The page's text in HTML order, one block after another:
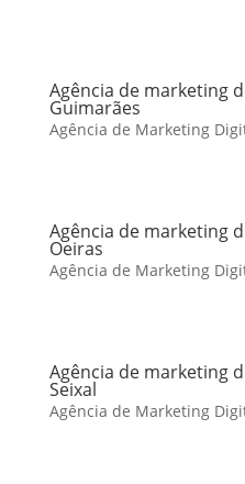
Agência de marketing
Guimarães
Agência de Marketing
Agência de marketing
Oeiras
Agência de Marketing
Agência de marketing
Seixal
Agência de Marketing